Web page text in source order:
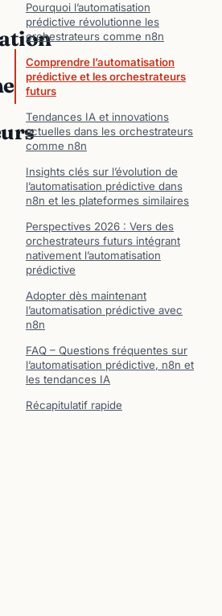
Pourquoi l’automatisation
prédictive révolutionne les
orchestrateurs comme n8n
Comprendre l’automatisation
prédictive et les orchestrateurs
futurs
Tendances IA et innovations
actuelles dans les orchestrateurs
comme n8n
Insights clés sur l’évolution de
l’automatisation prédictive dans
n8n et les plateformes similaires
Perspectives 2026 : Vers des
orchestrateurs futurs intégrant
nativement l’automatisation
prédictive
Adopter dès maintenant
l’automatisation prédictive avec
n8n
FAQ – Questions fréquentes sur
l’automatisation prédictive, n8n et
les tendances IA
Récapitulatif rapide